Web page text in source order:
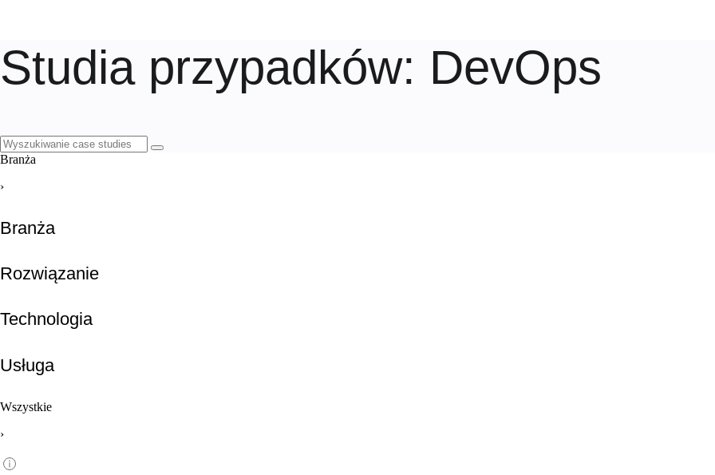
Studia przypadków: DevOps
Branża
›
Branża
Rozwiązanie
Technologia
Usługa
Wszystkie
›